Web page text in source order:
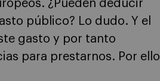
¿Pueden deducir
público? Lo dudo. Y el
gasto y por tanto
para prestarnos. Por ello